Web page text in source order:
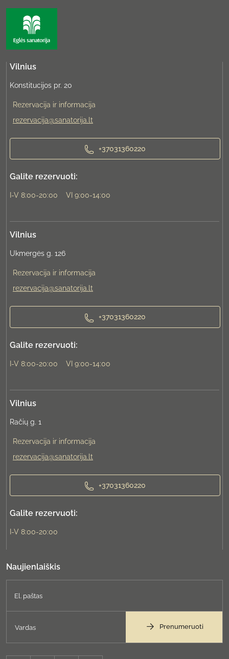
Vilnius
Konstitucijos pr. 20
Rezervacija ir informacija
rezervacija@sanatorija.lt
+37031360220
Galite rezervuoti:
I-V 8:00-20:00 VI 9:00-14:00
Vilnius
Ukmergės g. 126
Rezervacija ir informacija
rezervacija@sanatorija.lt
+37031360220
Galite rezervuoti:
I-V 8:00-20:00 VI 9:00-14:00
Vilnius
Račių g. 1
Rezervacija ir informacija
rezervacija@sanatorija.lt
+37031360220
Galite rezervuoti:
I-V 8:00-20:00
Naujienlaiškis
Prenumeruoti